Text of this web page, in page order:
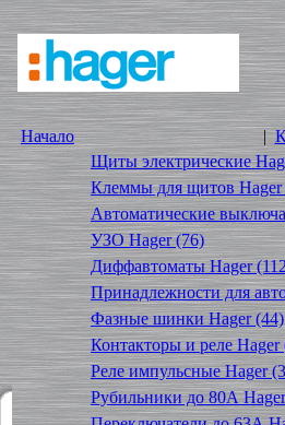
Начало |
Щиты электрические
Клеммы для щитов Hager
Автоматические
УЗО Hager (76)
Диффавтоматы Hager
Принадлежности для
Фазные шинки Hager (44)
Контакторы и реле Hager
Реле импульсные Hager
Рубильники до 80А